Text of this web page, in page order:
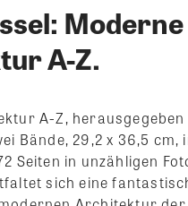
Moderne
A-Z.
A-Z, herausgegeben
Bände, 29,2 x 36,5 cm,
Seiten in unzähligen
sich eine